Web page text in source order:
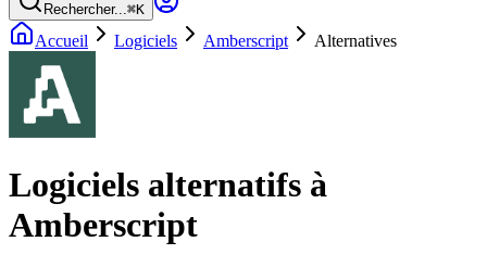
Rechercher...⌘K
Accueil Logiciels Amberscript Alternatives
Logiciels alternatifs à
Amberscript